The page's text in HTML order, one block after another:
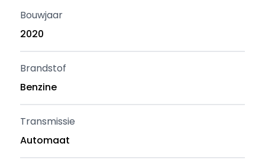
Bouwjaar
2020
Brandstof
Benzine
Transmissie
Automaat